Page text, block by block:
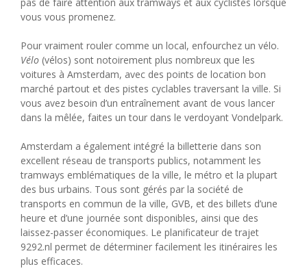
vous vous promenez.
Pour vraiment rouler comme un local, enfourchez un vélo.
Vélo (vélos) sont notoirement plus nombreux que les
voitures à Amsterdam, avec des points de location bon
marché partout et des pistes cyclables traversant la ville. Si
vous avez besoin d’un entraînement avant de vous lancer
dans la mêlée, faites un tour dans le verdoyant Vondelpark.
Amsterdam a également intégré la billetterie dans son
excellent réseau de transports publics, notamment les
tramways emblématiques de la ville, le métro et la plupart
des bus urbains. Tous sont gérés par la société de
transports en commun de la ville, GVB, et des billets d’une
heure et d’une journée sont disponibles, ainsi que des
laissez-passer économiques. Le planificateur de trajet
9292.nl permet de déterminer facilement les itinéraires les
plus efficaces.